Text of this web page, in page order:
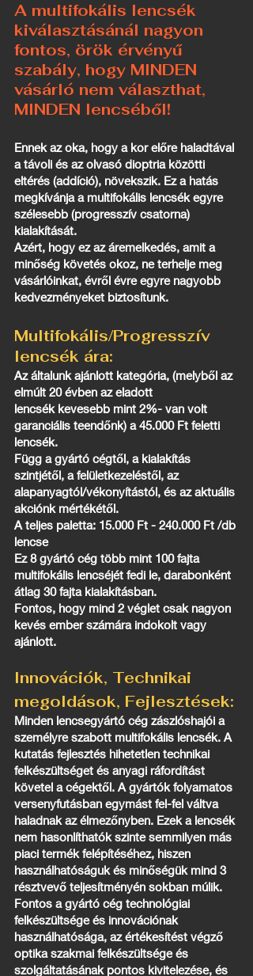
A multifokális lencsék
kiválasztásánál nagyon
fontos, örök érvényű
szabály, hogy MINDEN
vásárló nem választhat,
MINDEN lencséből!
Ennek az oka, hogy a kor előre haladtával
a távoli és az olvasó dioptria közötti
eltérés (addíció), növekszik. Ez a hatás
megkívánja a multifokális lencsék egyre
szélesebb (progresszív csatorna)
kialakítását.
Azért, hogy ez az áremelkedés, amit a
minőség követés okoz, ne terhelje meg
vásárlóinkat, évről évre egyre nagyobb
kedvezményeket biztosítunk.
Multifokális/Progresszív
lencsék ára:
Az általunk ajánlott kategória, (melyből az
elmúlt 20 évben az eladott
lencsék kevesebb mint 2%- van volt
garanciális teendőnk) a 45.000 Ft feletti
lencsék.
Függ a gyártó cégtől, a kialakítás
szintjétől, a felületkezeléstől, az
alapanyagtól/vékonyítástól, és az aktuális
akciónk mértékétől.
A teljes paletta: 15.000 Ft - 240.000 Ft /db
lencse
Ez 8 gyártó cég több mint 100 fajta
multifokális lencséjét fedi le, darabonként
átlag 30 fajta kialakításban.
Fontos, hogy mind 2 véglet csak nagyon
kevés ember számára indokolt vagy
ajánlott.
Innovációk, Technikai
megoldások, Fejlesztések:
Minden lencsegyártó cég zászlóshajói a
személyre szabott multifokális lencsék. A
kutatás fejlesztés hihetetlen technikai
felkészültséget és anyagi ráfordítást
követel a cégektől. A gyártók folyamatos
versenyfutásban egymást fel-fel váltva
haladnak az élmezőnyben. Ezek a lencsék
nem hasonlíthatók szinte semmilyen más
piaci termék felépítéséhez, hiszen
használhatóságuk és minőségük mind 3
résztvevő teljesítményén sokban múlik.
Fontos a gyártó cég technológiai
felkészültsége és innovációnak
használhatósága, az értékesítést végző
optika szakmai felkészültsége és
szolgáltatásának pontos kivitelezése, és